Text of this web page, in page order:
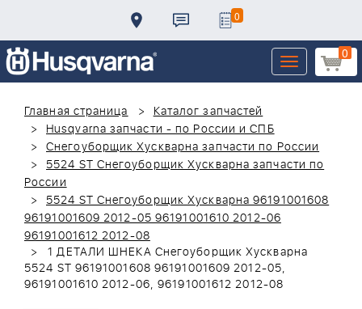
0
0
Toggle
navigation
Главная страница
Каталог запчастей
Husqvarna запчасти - по России и СПБ
Снегоуборщик Хускварна запчасти по России
5524 ST Снегоуборщик Хускварна запчасти по
России
5524 ST Снегоуборщик Хускварна 96191001608
96191001609 2012-05 96191001610 2012-06
96191001612 2012-08
1 ДЕТАЛИ ШНЕКА Снегоуборщик Хускварна
5524 ST 96191001608 96191001609 2012-05,
96191001610 2012-06, 96191001612 2012-08